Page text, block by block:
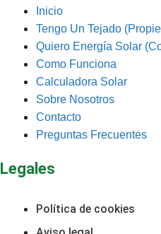
Inicio
Tengo Un Tejado
Quiero Energía Solar
Como Funciona
Calculadora Solar
Sobre Nosotros
Contacto
Preguntas Frecuentes
Legales
Política de cookies